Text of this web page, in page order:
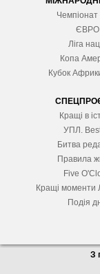
Чемпіонат
ЄВРО
Ліга
Копа
Кубок
Кращі в
УПЛ. Best
Битва
Правила
Five
Кращі моменти
Подія
З